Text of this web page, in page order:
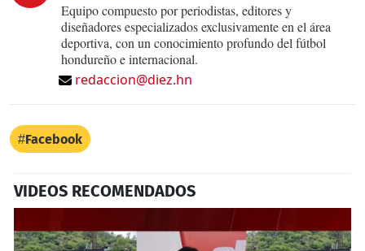
Equipo compuesto por periodistas, editores y
diseñadores especializados exclusivamente en el área
deportiva, con un conocimiento profundo del fútbol
hondureño e internacional.
redaccion@diez.hn
Facebook
VIDEOS RECOMENDADOS